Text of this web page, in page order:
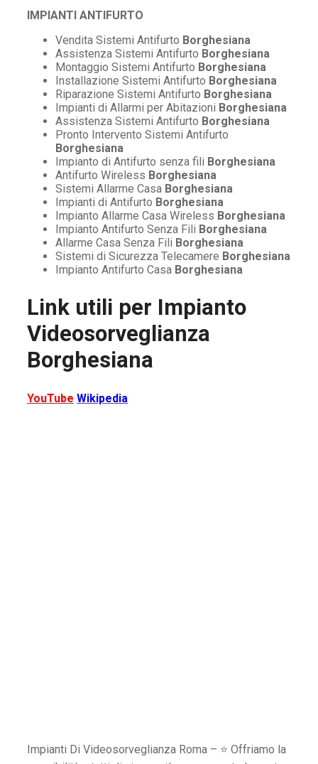
IMPIANTI ANTIFURTO
Vendita Sistemi Antifurto Borghesiana
Assistenza Sistemi Antifurto Borghesiana
Montaggio Sistemi Antifurto Borghesiana
Installazione Sistemi Antifurto Borghesiana
Riparazione Sistemi Antifurto Borghesiana
Impianti di Allarmi per Abitazioni Borghesiana
Assistenza Sistemi Antifurto Borghesiana
Pronto Intervento Sistemi Antifurto
Borghesiana
Impianto di Antifurto senza fili Borghesiana
Antifurto Wireless Borghesiana
Sistemi Allarme Casa Borghesiana
Impianti di Antifurto Borghesiana
Impianto Allarme Casa Wireless Borghesiana
Impianto Antifurto Senza Fili Borghesiana
Allarme Casa Senza Fili Borghesiana
Sistemi di Sicurezza Telecamere Borghesiana
Impianto Antifurto Casa Borghesiana
Link utili per Impianto
Videosorveglianza
Borghesiana
YouTube Wikipedia
Impianti Di Videosorveglianza Roma – ⭐ Offriamo la